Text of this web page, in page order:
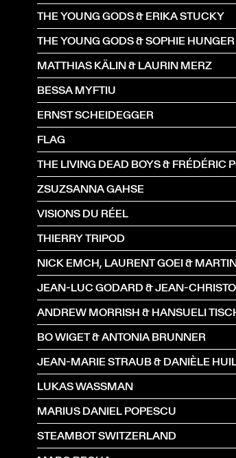
THE YOUNG GODS & ERIKA STUCKY
THE YOUNG GODS & SOPHIE HUNGER
MATTHIAS KÄLIN & LAURIN MERZ
BESSA MYFTIU
ERNST SCHEIDEGGER
FLAG
THE LIVING DEAD BOYS & FRÉDÉRIC
ZSUZSANNA GAHSE
VISIONS DU RÉEL
THIERRY TRIPOD
NICK EMCH, LAURENT GOEI &
JEAN-LUC GODARD & JEAN-
ANDREW MORRISH & HANSUELI
BO WIGET & ANTONIA BRUNNER
JEAN-MARIE STRAUB & DANIÈLE
LUKAS WASSMAN
MARIUS DANIEL POPESCU
STEAMBOT SWITZERLAND